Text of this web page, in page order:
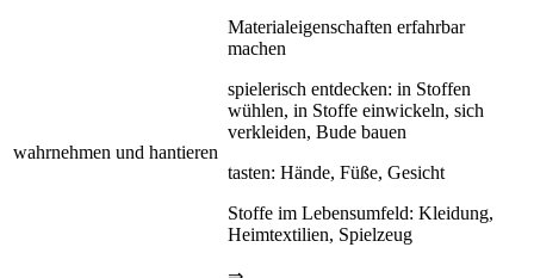
wahrnehmen und hantieren
Materialeigenschaften erfahrbar
machen
spielerisch entdecken: in Stoffen
wühlen, in Stoffe einwickeln, sich
verkleiden, Bude bauen
tasten: Hände, Füße, Gesicht
Stoffe im Lebensumfeld: Kleidung,
Heimtextilien, Spielzeug